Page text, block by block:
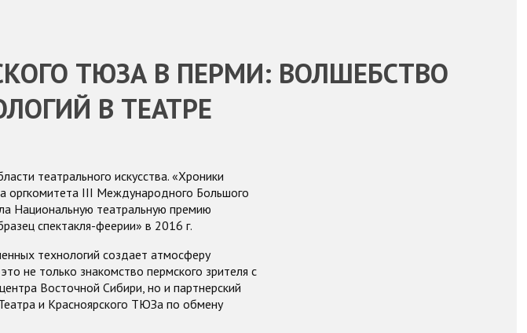
ТЮЗА В ПЕРМИ: ВОЛШЕБСТВО
В ТЕАТРЕ
театрального искусства. «Хроники
оргкомитета III Международного Большого
Национальную театральную премию
спектакля-феерии» в 2016 г.
технологий создает атмосферу
не только знакомство пермского зрителя с
Восточной Сибири, но и партнерский
и Красноярского ТЮЗа по обмену